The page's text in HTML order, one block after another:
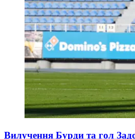
Вилучення Бурди та гол